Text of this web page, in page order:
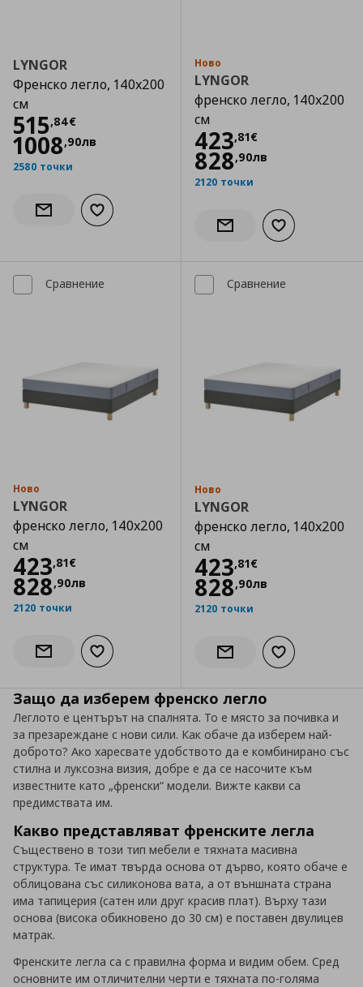
LYNGOR
Френско легло, 140x200
см
515,84€
Цена
1008,90лв
2580 точки
Информирай ме за наличност
Добави към списъка с любими
Ново
LYNGOR
френско легло, 140x200
см
423,81€
Цена
828,90лв
2120 точки
Информирай ме за
Добави към
Сравнение
Ново
LYNGOR
френско легло, 140x200
см
423,81€
Цена
828,90лв
2120 точки
Информирай ме за наличност
Добави към списъка с любими
Сравнение
Ново
LYNGOR
френско легло, 140x200
см
423,81€
Цена
828,90лв
2120 точки
Информирай ме за
Добави към
Защо да изберем френско легло
Леглото е центърът на спалнята. То е място за почивка и
за презареждане с нови сили. Как обаче да изберем най-
доброто? Ако харесвате удобството да е комбинирано със
стилна и луксозна визия, добре е да се насочите към
известните като „френски“ модели. Вижте какви са
предимствата им.
Какво представляват френските легла
Съществено в този тип мебели е тяхната масивна
структура. Те имат твърда основа от дърво, която обаче е
облицована със силиконова вата, а от външната страна
има тапицерия (сатен или друг красив плат). Върху тази
основа (висока обикновено до 30 см) е поставен двулицев
матрак.
Френските легла са с правилна форма и видим обем. Сред
основните им отличителни черти е тяхната по-голяма